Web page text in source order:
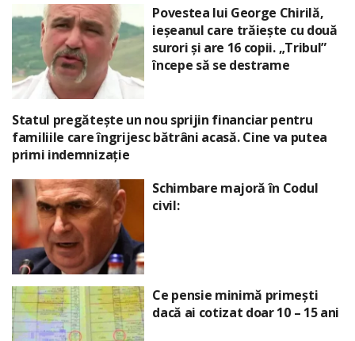
Povestea lui George Chirilă,
ieșeanul care trăiește cu două
surori și are 16 copii. „Tribul”
începe să se destrame
Statul pregătește un nou sprijin financiar pentru
familiile care îngrijesc bătrâni acasă. Cine va putea
primi indemnizație
Schimbare majoră în Codul
civil:
Ce pensie minimă primești
dacă ai cotizat doar 10 – 15 ani